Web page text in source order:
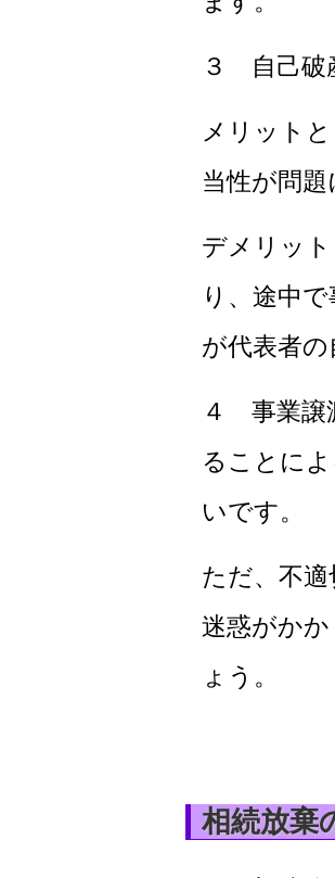
３ 自己破
メリット
当性が問
デメリッ
り、途中
が代表者
４ 事業譲
ることに
いです。
ただ、不
迷惑がか
ょう。
相続放棄